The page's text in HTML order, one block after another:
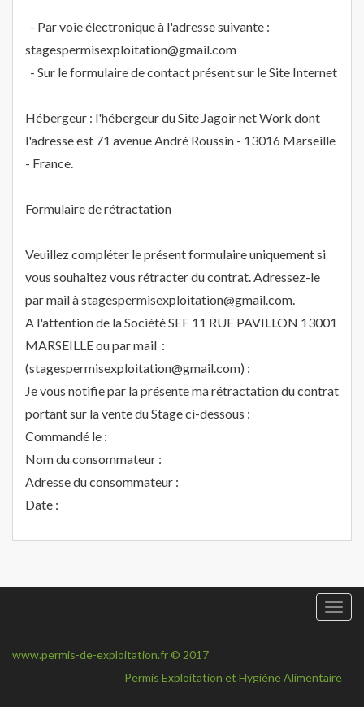
- Par voie électronique à l'adresse suivante :
stagespermisexploitation@gmail.com
- Sur le formulaire de contact présent sur le Site Internet
Hébergeur : l'hébergeur du Site Jagoir net Work dont
l'adresse est 71 avenue André Roussin - 13016 Marseille
- France.
Formulaire de rétractation
Veuillez compléter le présent formulaire uniquement si
vous souhaitez vous rétracter du contrat. Adressez-le
par mail à stagespermisexploitation@gmail.com.
A l'attention de la Société SEF 11 RUE PAVILLON 13001
MARSEILLE ou par mail :
(stagespermisexploitation@gmail.com) :
Je vous notifie par la présente ma rétractation du contrat
portant sur la vente du Stage ci-dessous :
Commandé le :
Nom du consommateur :
Adresse du consommateur :
Date :
www.permis-de-exploitation.fr © 2017
Permis Exploitation et Hygiène Alimentaire